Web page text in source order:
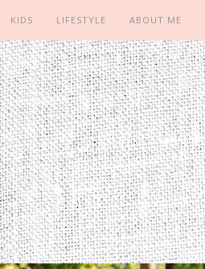
KIDS LIFESTYLE ABOUT ME